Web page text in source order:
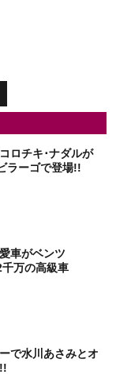
ロチキ･ナダルが
ラーゴで登場!!
車がベンツ
万の高級車
で水川あさみとオ